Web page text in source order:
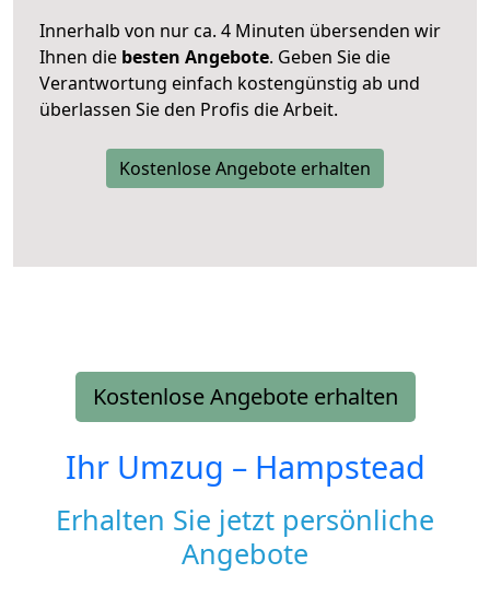
Innerhalb von nur ca. 4 Minuten übersenden wir
Ihnen die besten Angebote. Geben Sie die
Verantwortung einfach kostengünstig ab und
überlassen Sie den Profis die Arbeit.
Kostenlose Angebote erhalten
Kostenlose Angebote erhalten
Ihr Umzug – Hampstead
Erhalten Sie jetzt persönliche
Angebote